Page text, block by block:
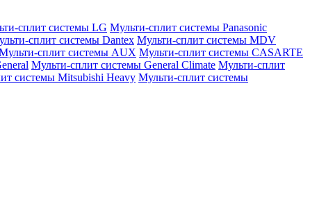
сплит системы LG Мульти-сплит системы Panasonic
сплит системы Dantex Мульти-сплит системы MDV
сплит системы AUX Мульти-сплит системы CASARTE
Мульти-сплит системы General Climate Мульти-сплит
системы Mitsubishi Heavy Мульти-сплит системы